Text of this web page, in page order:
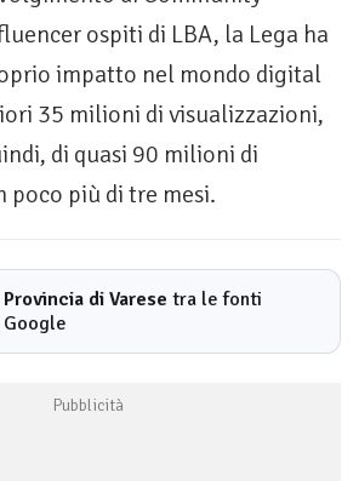
ospiti di LBA, la Lega ha
impatto nel mondo digital
35 milioni di visualizzazioni,
di quasi 90 milioni di
poco più di tre mesi.
Provincia di Varese tra le fonti